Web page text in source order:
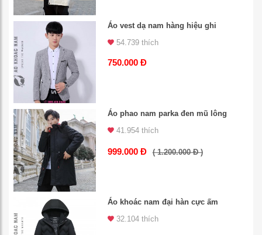
Áo vest dạ nam hàng hiệu ghi
54.739 thích
750.000 Đ
Áo phao nam parka đen mũ lông
41.954 thích
999.000 Đ ( 1.200.000 Đ )
Áo khoác nam đại hàn cực ấm
32.104 thích